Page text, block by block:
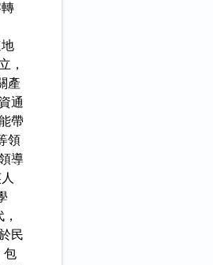
，
產
通
帶
領
導
民
包